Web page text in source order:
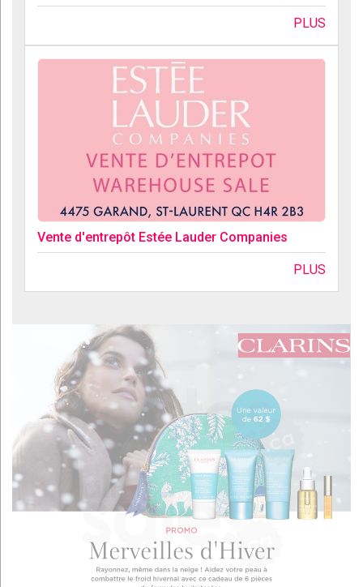
PLUS
Vente d'entrepôt Estée Lauder Companies
PLUS